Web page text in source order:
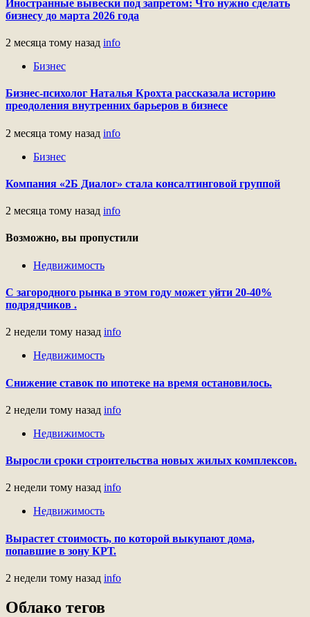
Иностранные вывески под запретом: Что нужно сделать
бизнесу до марта 2026 года
2 месяца тому назад info
Бизнес
Бизнес-психолог Наталья Крохта рассказала историю
преодоления внутренних барьеров в бизнесе
2 месяца тому назад info
Бизнес
Компания «2Б Диалог» стала консалтинговой группой
2 месяца тому назад info
Возможно, вы пропустили
Недвижимость
С загородного рынка в этом году может уйти 20-40%
подрядчиков .
2 недели тому назад info
Недвижимость
Снижение ставок по ипотеке на время остановилось.
2 недели тому назад info
Недвижимость
Выросли сроки строительства новых жилых комплексов.
2 недели тому назад info
Недвижимость
Вырастет стоимость, по которой выкупают дома,
попавшие в зону КРТ.
2 недели тому назад info
Облако тегов